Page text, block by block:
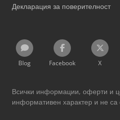
Декларация за поверителност
Blog Facebook X
Всички информации, оферти и
информативен характер и не